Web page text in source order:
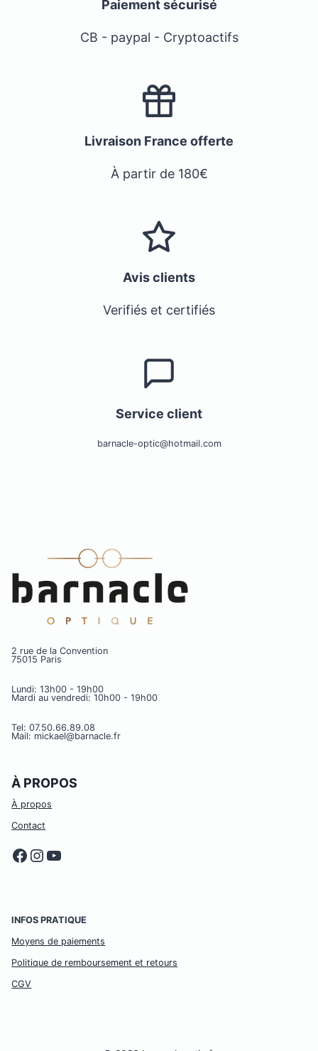
Paiement sécurisé
CB - paypal - Cryptoactifs
Livraison France offerte
À partir de 180€
Avis clients
Verifiés et certifiés
Service client
barnacle-optic@hotmail.com
2 rue de la Convention
75015 Paris
Lundi: 13h00 - 19h00
Mardi au vendredi: 10h00 - 19h00
Tel: 07.50.66.89.08
Mail: mickael@barnacle.fr
À PROPOS
À propos
Contact
Facebook
Instagram
YouTube
INFOS PRATIQUE
Moyens de paiements
Politique de remboursement et retours
CGV